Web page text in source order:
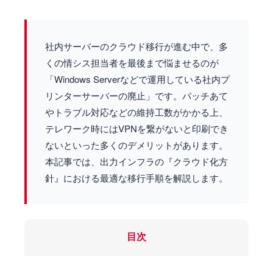
社内サーバーのクラウド移行が進む中で、多
くの情シス担当者を最後まで悩ませるのが
「Windows Serverなどで運用している社内プ
リンターサーバーの廃止」です。パッチあて
やトラブル対応などの維持工数がかかる上、
テレワーク時にはVPNを繋がないと印刷でき
ないといった多くのデメリットがあります。
本記事では、出力インフラの『クラウド化方
針』における最適な移行手順を解説します。
目次